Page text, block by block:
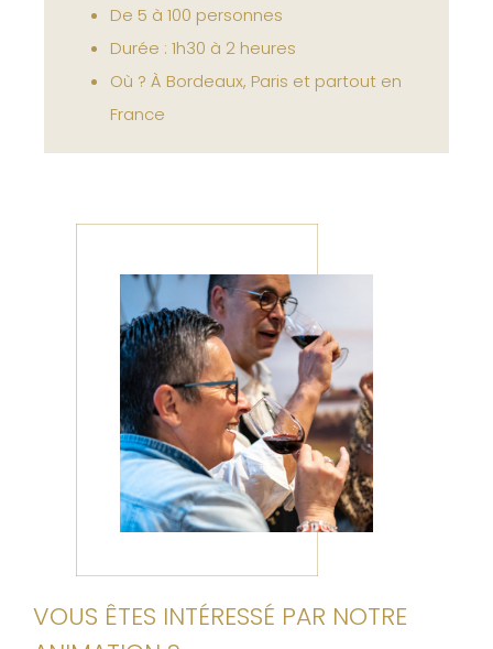
De 5 à 100 personnes
Durée : 1h30 à 2 heures
Où ? À Bordeaux, Paris et partout en
France
VOUS ÊTES INTÉRESSÉ PAR NOTRE